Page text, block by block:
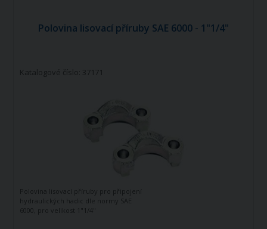
Polovina lisovací příruby SAE 6000 - 1"1/4"
Katalogové číslo: 37171
Polovina lisovací příruby pro připojení
hydraulických hadic dle normy SAE
6000, pro velikost 1"1/4"